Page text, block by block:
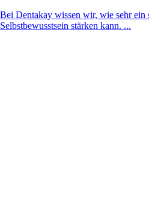
Bei Dentakay wissen wir, wie sehr ein
Selbstbewusstsein stärken kann. ...